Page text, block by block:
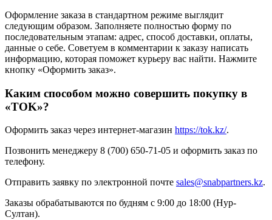
Оформление заказа в стандартном режиме выглядит
следующим образом. Заполняете полностью форму по
последовательным этапам: адрес, способ доставки, оплаты,
данные о себе. Советуем в комментарии к заказу написать
информацию, которая поможет курьеру вас найти. Нажмите
кнопку «Оформить заказ».
Каким способом можно совершить покупку в
«TOK»?
Оформить заказ через интернет-магазин https://tok.kz/.
Позвонить менеджеру 8 (700) 650-71-05 и оформить заказ по
телефону.
Отправить заявку по электронной почте sales@snabpartners.kz.
Заказы обрабатываются по будням с 9:00 до 18:00 (Нур-
Султан).